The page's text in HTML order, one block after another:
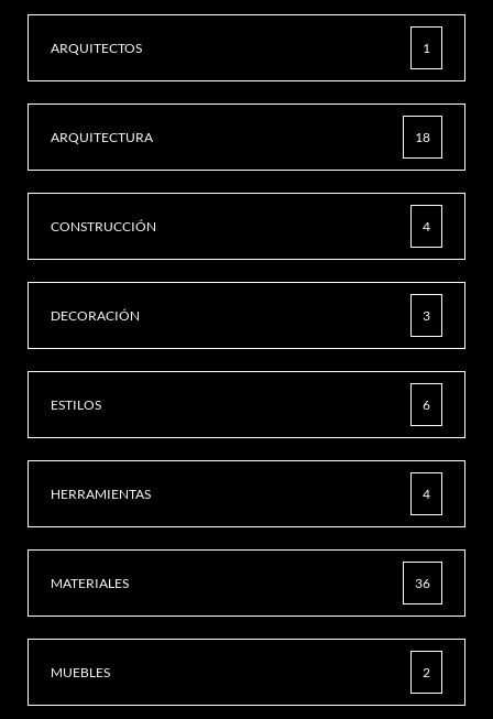
ARQUITECTOS 1
ARQUITECTURA 18
CONSTRUCCIÓN 4
DECORACIÓN 3
ESTILOS 6
HERRAMIENTAS 4
MATERIALES 36
MUEBLES 2